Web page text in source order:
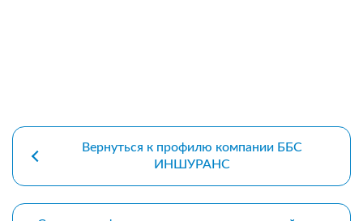
Вернуться к профилю компании ББС
ИНШУРАНС